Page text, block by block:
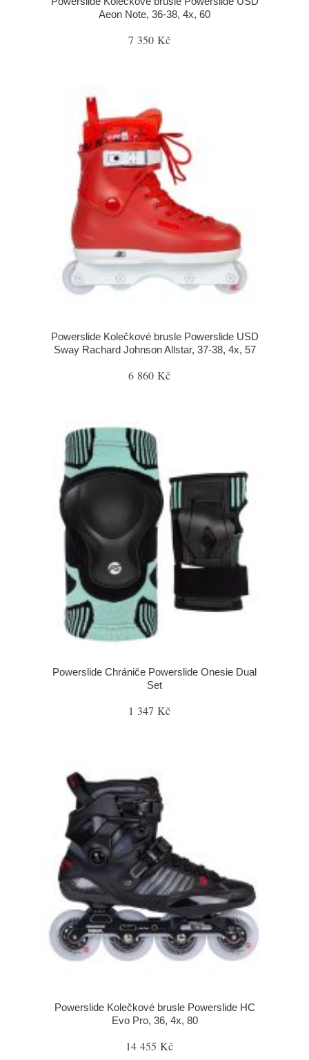
Aeon Note, 36-38, 4x, 60
7 350 Kč
Powerslide Kolečkové brusle Powerslide USD
Sway Rachard Johnson Allstar, 37-38, 4x, 57
6 860 Kč
Powerslide Chrániče Powerslide Onesie Dual
Set
1 347 Kč
Powerslide Kolečkové brusle Powerslide HC
Evo Pro, 36, 4x, 80
14 455 Kč